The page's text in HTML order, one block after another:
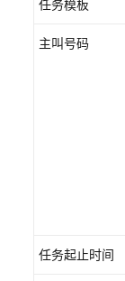
渠
任务模板
主叫号码
任务起止时间